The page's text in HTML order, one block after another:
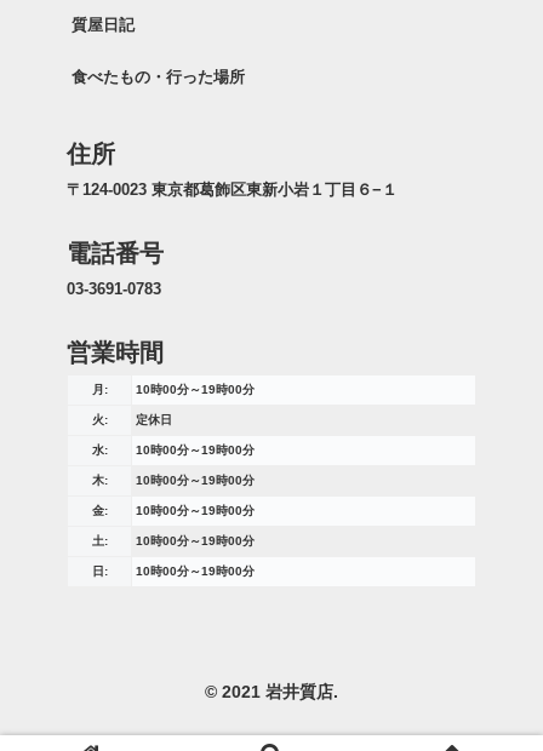
質屋日記
食べたもの・行った場所
住所
〒124-0023 東京都葛飾区東新小岩１丁目６−１
電話番号
03-3691-0783
営業時間
月: 10時00分～19時00分
火: 定休日
水: 10時00分～19時00分
木: 10時00分～19時00分
金: 10時00分～19時00分
土: 10時00分～19時00分
日: 10時00分～19時00分
© 2021 岩井質店.